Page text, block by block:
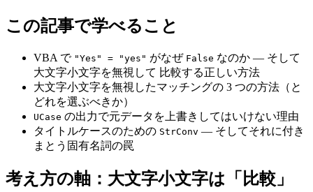
この記事で学べること
VBA で "Yes" = "yes" がなぜ False なのか — そして
大文字小文字を無視して 比較する正しい方法
大文字小文字を無視したマッチングの 3 つの方法（と
どれを選ぶべきか）
UCase の出力で元データを上書きしてはいけない理由
タイトルケースのための StrConv — そしてそれに付き
まとう固有名詞の罠
考え方の軸：大文字小文字は「比較」